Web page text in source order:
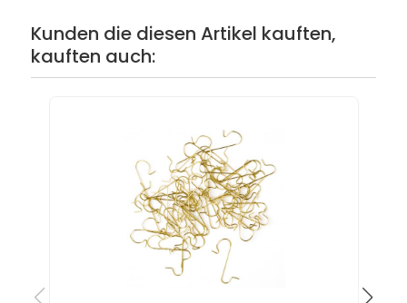
Kunden die diesen Artikel kauften,
kauften auch: